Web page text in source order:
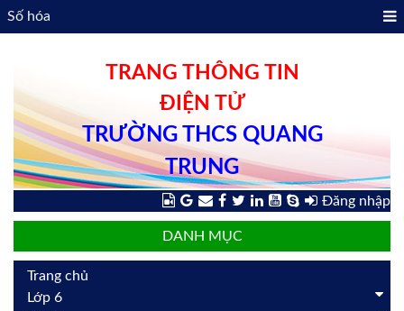
Số hóa
TRANG THÔNG TIN
ĐIỆN TỬ
TRƯỜNG THCS QUANG
TRUNG
Đăng nhập
DANH MỤC
Trang chủ
Lớp 6